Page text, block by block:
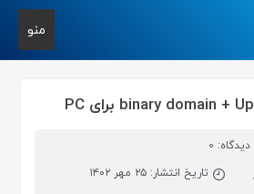
منو
دیدگاه: 0
تاریخ انتشار: ۲۵ مهر ۱۴۰۲